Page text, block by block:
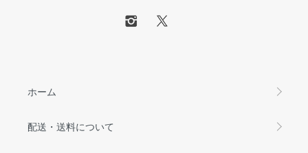
ホーム
配送・送料について